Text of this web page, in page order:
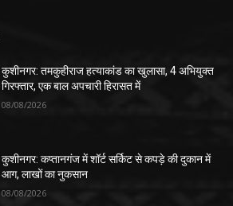
कुशीनगर: तमकुहीराज हत्याकांड का खुलासा, 4 अभियुक्त
गिरफ्तार, एक बाल अपचारी हिरासत में
08/08/2026
कुशीनगर: कप्तानगंज में शॉर्ट सर्किट से कपड़े की दुकान में
आग, लाखों का नुकसान
08/08/2026